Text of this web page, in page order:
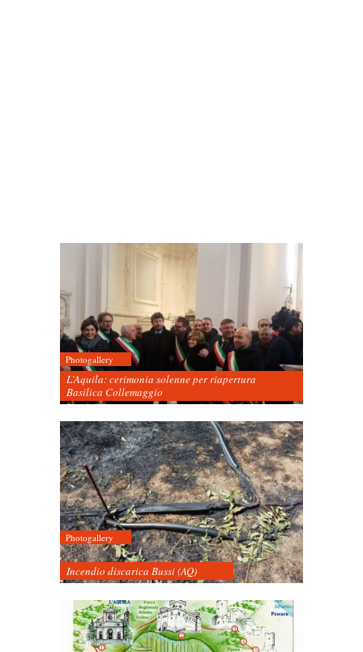
Photogallery
L’Aquila: cerimonia solenne per riapertura
Basilica Collemaggio
Photogallery
Incendio discarica Bussi (AQ)